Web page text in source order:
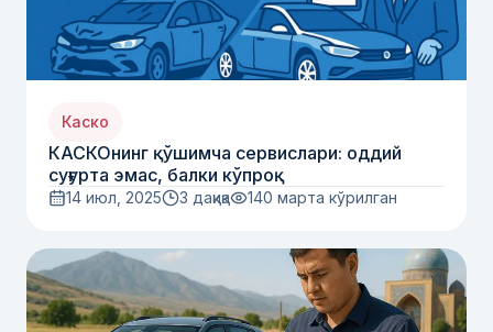
Каско
КАСКОнинг қўшимча сервислари: оддий
суғурта эмас, балки кўпроқ
14 июл, 2025 3 дақиқа 140 марта кўрилган